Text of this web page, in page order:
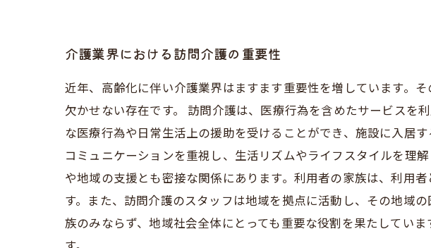
介護業界における訪問介護の重要性
近年、高齢化に伴い介護業界はますます重要性を増しています。
欠かせない存在です。 訪問介護は、医療行為を含めたサービスを
な医療行為や日常生活上の援助を受けることができ、施設に入居
コミュニケーションを重視し、生活リズムやライフスタイルを理
や地域の支援とも密接な関係にあります。利用者の家族は、利用
す。また、訪問介護のスタッフは地域を拠点に活動し、その地域
族のみならず、地域社会全体にとっても重要な役割を果たしてい